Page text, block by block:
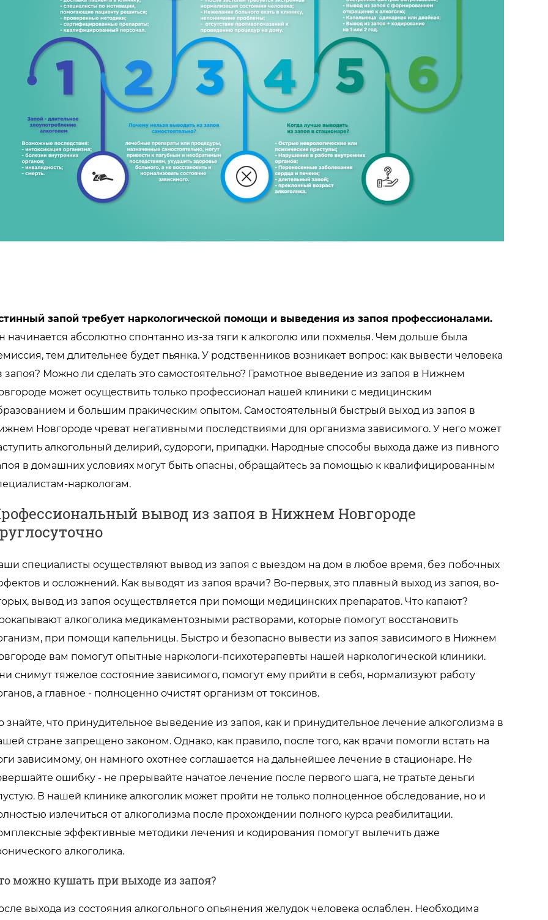
запой требует наркологической помощи и выведения из запоя профессионалами.
начинается абсолютно спонтанно из-за тяги к алкоголю или похмелья. Чем дольше была
тем длительнее будет пьянка. У родственников возникает вопрос: как вывести человека
запоя? Можно ли сделать это самостоятельно? Грамотное выведение из запоя в Нижнем
может осуществить только профессионал нашей клиники с медицинским
и большим пракическим опытом. Самостоятельный быстрый выход из запоя в
Новгороде чреват негативными последствиями для организма зависимого. У него может
алкогольный делирий, судороги, припадки. Народные способы выхода даже из пивного
в домашних условиях могут быть опасны, обращайтесь за помощью к квалифицированным
наркологам.
вывод из запоя в Нижнем Новгороде
специалисты осуществляют вывод из запоя с выездом на дом в любое время, без побочных
и осложнений. Как выводят из запоя врачи? Во-первых, это плавный выход из запоя, во-
вывод из запоя осуществляется при помощи медицинских препаратов. Что капают?
алкоголика медикаментозными растворами, которые помогут восстановить
при помощи капельницы. Быстро и безопасно вывести из запоя зависимого в Нижнем
вам помогут опытные наркологи-психотерапевты нашей наркологической клиники.
снимут тяжелое состояние зависимого, помогут ему прийти в себя, нормализуют работу
а главное - полноценно очистят организм от токсинов.
знайте, что принудительное выведение из запоя, как и принудительное лечение алкоголизма в
стране запрещено законом. Однако, как правило, после того, как врачи помогли встать на
зависимому, он намного охотнее соглашается на дальнейшее лечение в стационаре. Не
ошибку - не прерывайте начатое лечение после первого шага, не тратьте деньги
В нашей клинике алкоголик может пройти не только полноценное обследование, но и
излечиться от алкоголизма после прохождении полного курса реабилитации.
эффективные методики лечения и кодирования помогут вылечить даже
алкоголика.
можно кушать при выходе из запоя?
выхода из состояния алкогольного опьянения желудок человека ослаблен. Необходима